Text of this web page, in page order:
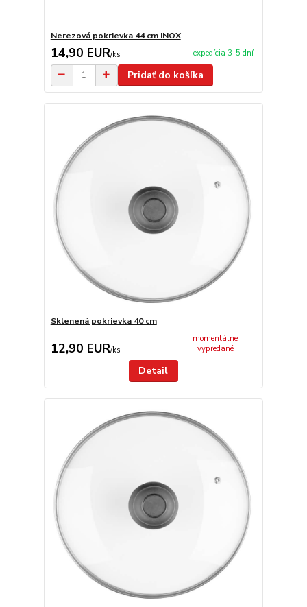
Nerezová pokrievka 44 cm INOX
14,90 EUR/ks expedícia 3-5 dní
Pridať do košíka
Sklenená pokrievka 40 cm
12,90 EUR/ks
momentálne
vypredané
Detail